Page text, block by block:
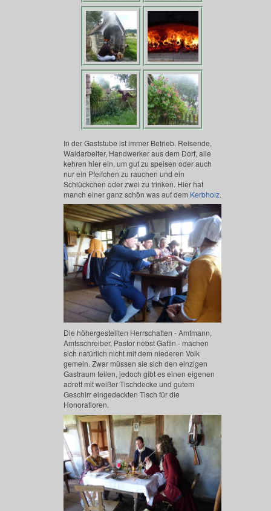
In der Gaststube ist immer Betrieb. Reisende,
Waldarbeiter, Handwerker aus dem Dorf, alle
kehren hier ein, um gut zu speisen oder auch
nur ein Pfeifchen zu rauchen und ein
Schlückchen oder zwei zu trinken. Hier hat
manch einer ganz schön was auf dem Kerbholz.
Die höhergestellten Herrschaften - Amtmann,
Amtsschreiber, Pastor nebst Gattin - machen
sich natürlich nicht mit dem niederen Volk
gemein. Zwar müssen sie sich den einzigen
Gastraum teilen, jedoch gibt es einen eigenen
adrett mit weißer Tischdecke und gutem
Geschirr eingedeckten Tisch für die
Honoratioren.